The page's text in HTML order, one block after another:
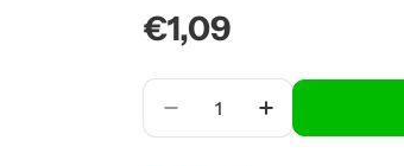
Normale
prijs
€1,09
Aantal